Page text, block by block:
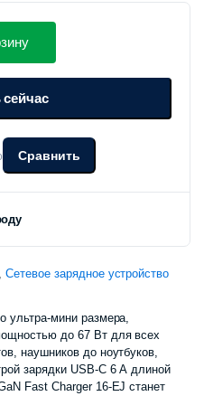
сейчас
Сравнить
Сетевое зарядное устройство
ультра-мини размера,
до 67 Вт для всех
наушников до ноутбуков,
зарядки USB-C 6 А длиной
Fast Charger 16-EJ станет